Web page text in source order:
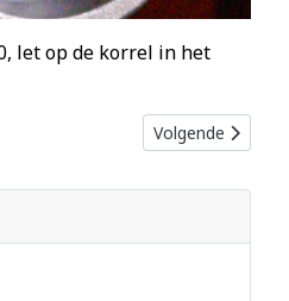
let op de korrel in het
Volgende artikel:
Volgende